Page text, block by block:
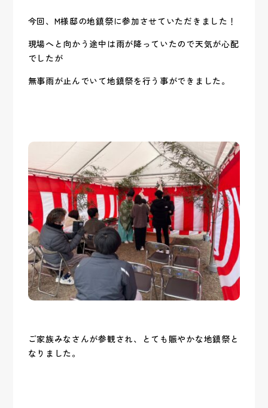
今回、M様邸の地鎮祭に参加させていただきました！
現場へと向かう途中は雨が降っていたので天気が心配
でしたが
無事雨が止んでいて地鎮祭を行う事ができました。
ご家族みなさんが参観され、とても賑やかな地鎮祭と
なりました。